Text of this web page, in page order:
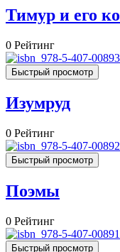
Тимур и его
0 Рейтинг
Быстрый просмотр
Изумруд
0 Рейтинг
Быстрый просмотр
Поэмы
0 Рейтинг
Быстрый просмотр